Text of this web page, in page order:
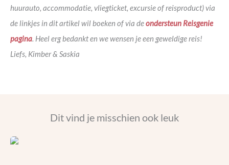
huurauto, accommodatie, vliegticket, excursie of reisproduct) via
de linkjes in dit artikel wil boeken of via deondersteun Reisgenie
pagina. Heel erg bedankt en we wensen je een geweldige reis!
Liefs, Kimber & Saskia
Dit vind je misschien ook leuk